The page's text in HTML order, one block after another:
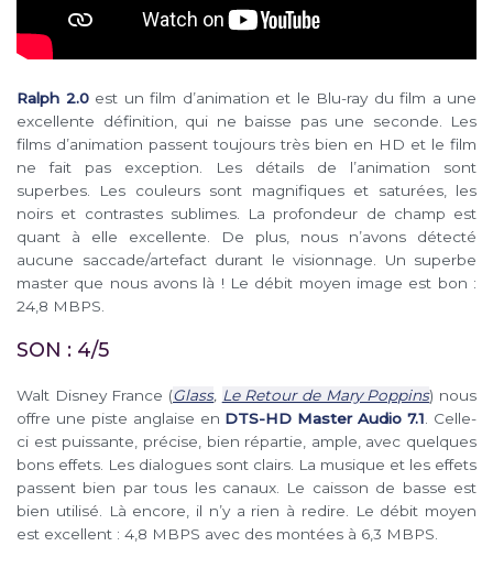
Ralph 2.0est un film d’animation et le Blu-ray du film a une
excellente définition, qui ne baisse pas une seconde. Les
films d’animation passent toujours très bien en HD et le film
ne fait pas exception. Les détails de l’animation sont
superbes. Les couleurs sont magnifiques et saturées, les
noirs et contrastes sublimes. La profondeur de champ est
quant à elle excellente. De plus, nous n’avons détecté
aucune saccade/artefact durant le visionnage. Un superbe
master que nous avons là ! Le débit moyen image est bon :
24,8 MBPS.
SON : 4/5
Walt Disney France (Glass, Le Retour de Mary Poppins) nous
offre une piste anglaise en DTS-HD Master Audio 7.1 . Celle-
ci est puissante, précise, bien répartie, ample, avec quelques
bons effets. Les dialogues sont clairs. La musique et les effets
passent bien par tous les canaux. Le caisson de basse est
bien utilisé. Là encore, il n’y a rien à redire. Le débit moyen
est excellent : 4,8 MBPS avec des montées à 6,3 MBPS.